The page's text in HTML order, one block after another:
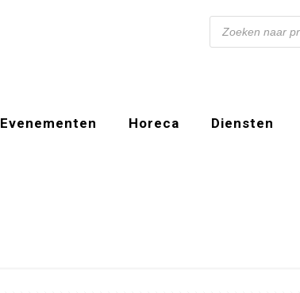
Evenementen Horeca Diensten
Producten
zoeken